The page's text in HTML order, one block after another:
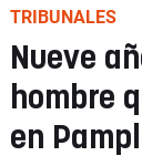
TRIBUNALES
Nueve
hombre
en